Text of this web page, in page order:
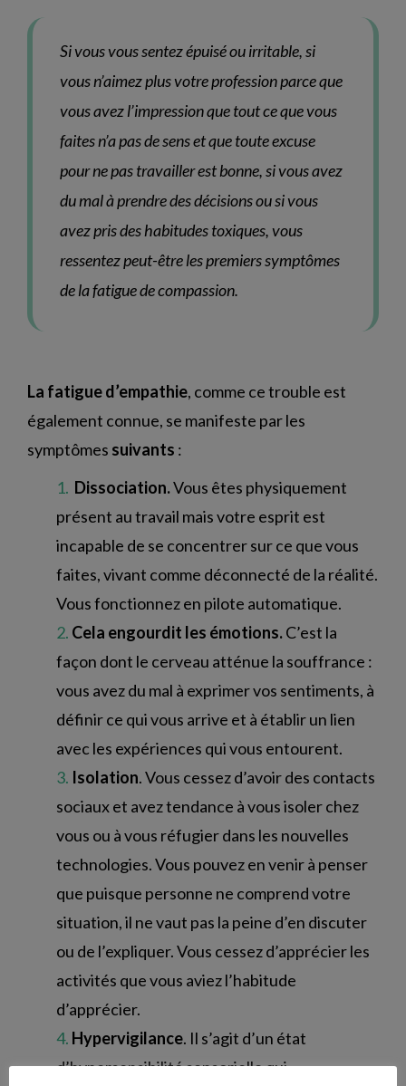
Si vous vous sentez épuisé ou irritable, si
vous n’aimez plus votre profession parce que
vous avez l’impression que tout ce que vous
faites n’a pas de sens et que toute excuse
pour ne pas travailler est bonne, si vous avez
du mal à prendre des décisions ou si vous
avez pris des habitudes toxiques, vous
ressentez peut-être les premiers symptômes
de la fatigue de compassion.
La fatigue d’empathie, comme ce trouble est
également connue, se manifeste par les
symptômes suivants :
Dissociation.Vous êtes physiquement
présent au travail mais votre esprit est
incapable de se concentrer sur ce que vous
faites, vivant comme déconnecté de la réalité.
Vous fonctionnez en pilote automatique.
Cela engourdit les émotions.C’est la
façon dont le cerveau atténue la souffrance :
vous avez du mal à exprimer vos sentiments, à
définir ce qui vous arrive et à établir un lien
avec les expériences qui vous entourent.
Isolation. Vous cessez d’avoir des contacts
sociaux et avez tendance à vous isoler chez
vous ou à vous réfugier dans les nouvelles
technologies. Vous pouvez en venir à penser
que puisque personne ne comprend votre
situation, il ne vaut pas la peine d’en discuter
ou de l’expliquer. Vous cessez d’apprécier les
activités que vous aviez l’habitude
d’apprécier.
Hypervigilance. Il s’agit d’un état
d’hypersensibilité sensorielle qui